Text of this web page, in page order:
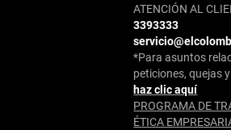
ATENCIÓN AL
3393333
*Para asuntos
peticiones, quejas
haz clic aquí
PROGRAMA DE
ÉTICA